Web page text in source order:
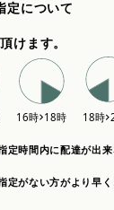
定について
けます。
時間内に配達が出来
定がない方がより早